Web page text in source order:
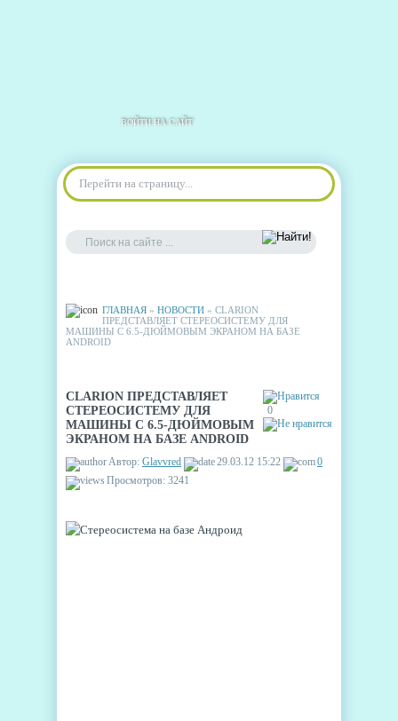
ВОЙТИ НА САЙТ
Перейти на страницу...
ГЛАВНАЯ » НОВОСТИ » CLARION
ПРЕДСТАВЛЯЕТ СТЕРЕОСИСТЕМУ ДЛЯ
МАШИНЫ С 6.5-ДЮЙМОВЫМ ЭКРАНОМ НА БАЗЕ
ANDROID
0
CLARION ПРЕДСТАВЛЯЕТ
СТЕРЕОСИСТЕМУ ДЛЯ
МАШИНЫ С 6.5-ДЮЙМОВЫМ
ЭКРАНОМ НА БАЗЕ ANDROID
Автор: Glavvred 29.03.12 15:22
0
Просмотров: 3241